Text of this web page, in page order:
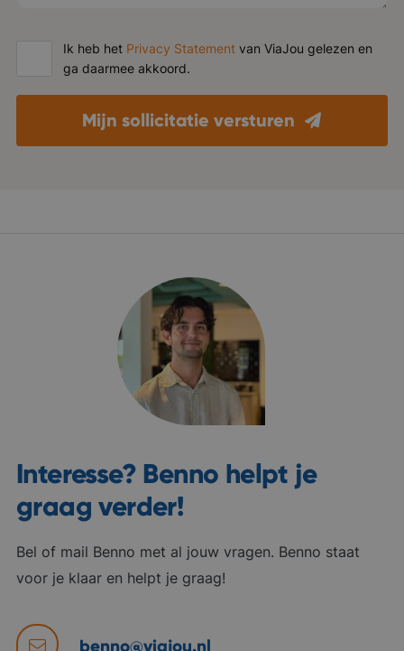
Ik heb het Privacy Statement van ViaJou gelezen en
ga daarmee akkoord.
Mijn sollicitatie versturen
Interesse? Benno helpt je
graag verder!
Bel of mail Benno met al jouw vragen. Benno staat
voor je klaar en helpt je graag!
benno@viajou.nl